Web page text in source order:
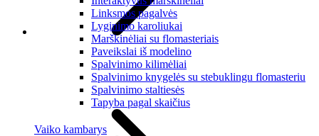
Linksmos pagalvės
Lyginimo karoliukai
Marškinėliai su flomasteriais
Paveikslai iš modelino
Spalvinimo kilimėliai
Spalvinimo knygelės su stebuklingu flomasteriu
Spalvinimo staltiesės
Tapyba pagal skaičius
Vaiko kambarys